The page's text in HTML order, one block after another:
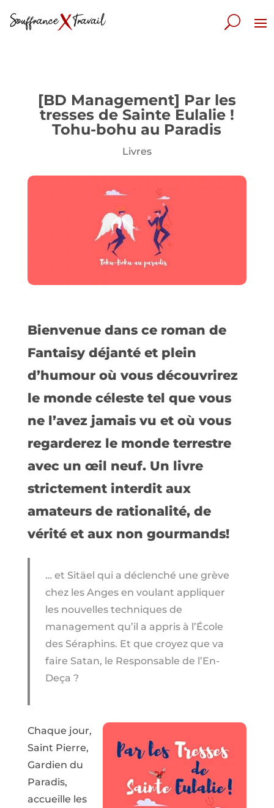
[BD Management] Par les
tresses de Sainte Eulalie !
Tohu-bohu au Paradis
Livres
Bienvenue dans ce roman de
Fantaisy déjanté et plein
d’humour où vous découvrirez
le monde céleste tel que vous
ne l’avez jamais vu et où vous
regarderez le monde terrestre
avec un œil neuf. Un livre
strictement interdit aux
amateurs de rationalité, de
vérité et aux non gourmands!
… et Sitäel qui a déclenché une grève
chez les Anges en voulant appliquer
les nouvelles techniques de
management qu’il a appris à l’École
des Séraphins. Et que croyez que va
faire Satan, le Responsable de l’En-
Deça ?
Chaque jour,
Saint Pierre,
Gardien du
Paradis,
accueille les